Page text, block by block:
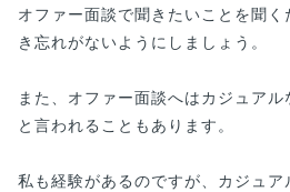
オファー面談で聞きたいことを聞
き忘れがないようにしましょう。
また、オファー面談へはカジュアル
と言われることもあります。
私も経験があるのですが、カジュ